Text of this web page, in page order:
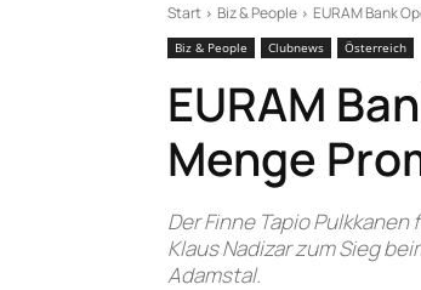
Start Biz & People EURAM Bank
Biz & People Clubnews Österreich
EURAM
Menge
Der Finne Tapio
Klaus Nadizar zum Sieg
Adamstal.